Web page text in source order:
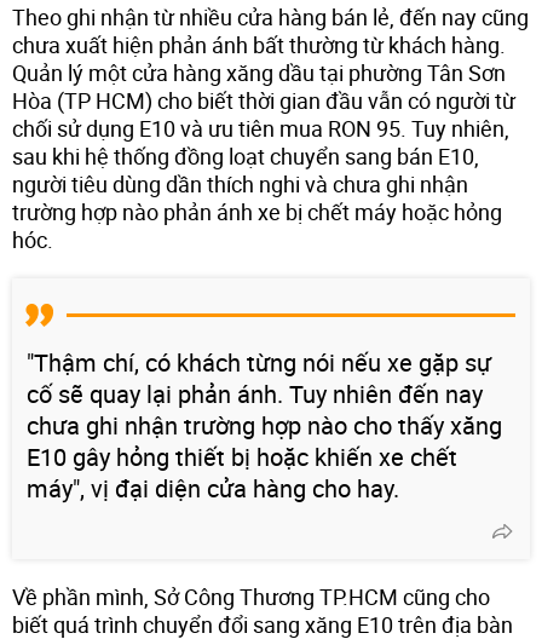
Theo ghi nhận từ nhiều cửa hàng bán lẻ, đến nay cũng
chưa xuất hiện phản ánh bất thường từ khách hàng.
Quản lý một cửa hàng xăng dầu tại phường Tân Sơn
Hòa (TP HCM) cho biết thời gian đầu vẫn có người từ
chối sử dụng E10 và ưu tiên mua RON 95. Tuy nhiên,
sau khi hệ thống đồng loạt chuyển sang bán E10,
người tiêu dùng dần thích nghi và chưa ghi nhận
trường hợp nào phản ánh xe bị chết máy hoặc hỏng
hóc.
"Thậm chí, có khách từng nói nếu xe gặp sự
cố sẽ quay lại phản ánh. Tuy nhiên đến nay
chưa ghi nhận trường hợp nào cho thấy xăng
E10 gây hỏng thiết bị hoặc khiến xe chết
máy", vị đại diện cửa hàng cho hay.
Về phần mình, Sở Công Thương TP.HCM cũng cho
biết quá trình chuyển đổi sang xăng E10 trên địa bàn